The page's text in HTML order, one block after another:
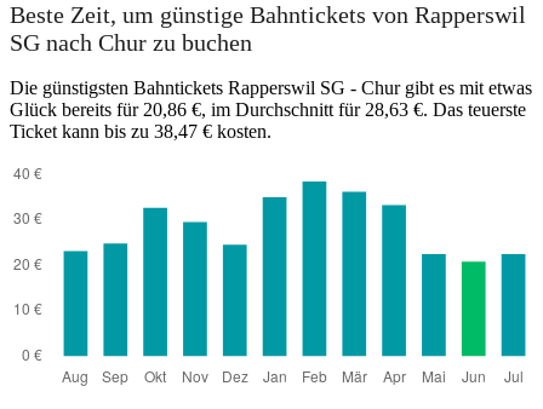
Beste Zeit, um günstige Bahntickets von Rapperswil
SG nach Chur zu buchen
Die günstigsten Bahntickets Rapperswil SG - Chur gibt es mit etwas
Glück bereits für 20,86 €, im Durchschnitt für 28,63 €. Das teuerste
Ticket kann bis zu 38,47 € kosten.